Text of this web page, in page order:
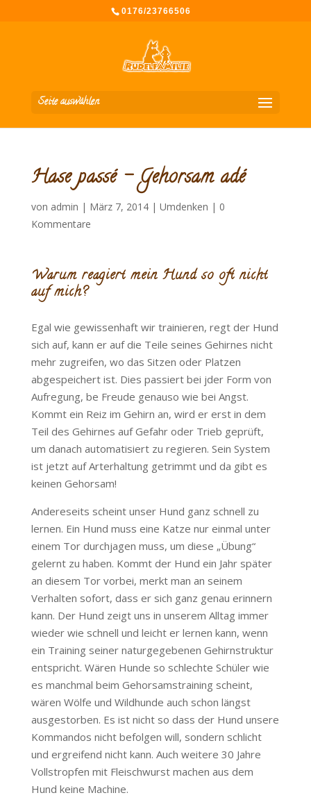
0176/23766506
Seite auswählen
Hase passé – Gehorsam adé
von admin | März 7, 2014| Umdenken | 0
Kommentare
Warum reagiert mein Hund so oft nicht
auf mich?
Egal wie gewissenhaft wir trainieren, regt der Hund
sich auf, kann er auf die Teile seines Gehirnes nicht
mehr zugreifen, wo das Sitzen oder Platzen
abgespeichert ist. Dies passiert bei jder Form von
Aufregung, be Freude genauso wie bei Angst.
Kommt ein Reiz im Gehirn an, wird er erst in dem
Teil des Gehirnes auf Gefahr oder Trieb geprüft,
um danach automatisiert zu regieren. Sein System
ist jetzt auf Arterhaltung getrimmt und da gibt es
keinen Gehorsam!
Andereseits scheint unser Hund ganz schnell zu
lernen. Ein Hund muss eine Katze nur einmal unter
einem Tor durchjagen muss, um diese „Übung“
gelernt zu haben. Kommt der Hund ein Jahr später
an diesem Tor vorbei, merkt man an seinem
Verhalten sofort, dass er sich ganz genau erinnern
kann. Der Hund zeigt uns in unserem Alltag immer
wieder wie schnell und leicht er lernen kann, wenn
ein Training seiner naturgegebenen Gehirnstruktur
entspricht. Wären Hunde so schlechte Schüler wie
es manchmal beim Gehorsamstraining scheint,
wären Wölfe und Wildhunde auch schon längst
ausgestorben. Es ist nicht so dass der Hund unsere
Kommandos nicht befolgen will, sondern schlicht
und ergreifend nicht kann. Auch weitere 30 Jahre
Vollstropfen mit Fleischwurst machen aus dem
Hund keine Machine.